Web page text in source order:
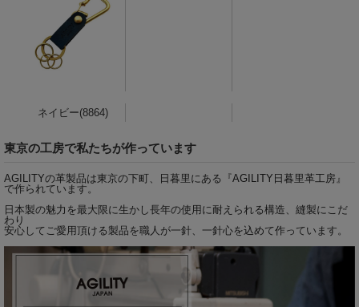
ネイビー(8864)
東京の工房で私たちが作っています
AGILITYの革製品は東京の下町、日暮里にある『AGILITY日暮里革工房 』
で作られています。
日本製の魅力を最大限に生かし長年の使用に耐えられる構造、縫製にこだ
わり
安心してご愛用頂ける製品を職人が一針、一針心を込めて作っています。